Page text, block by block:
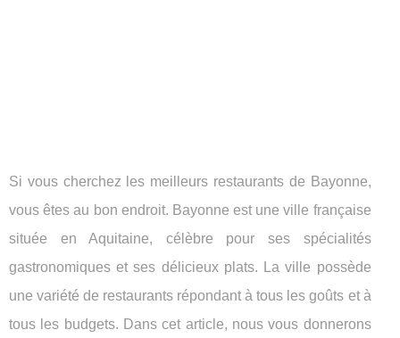
Si vous cherchez les meilleurs restaurants de Bayonne,
vous êtes au bon endroit. Bayonne est une ville française
située en Aquitaine, célèbre pour ses spécialités
gastronomiques et ses délicieux plats. La ville possède
une variété de restaurants répondant à tous les goûts et à
tous les budgets. Dans cet article, nous vous donnerons